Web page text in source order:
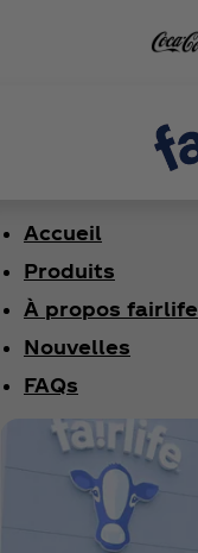
Accueil
Produits
À propos fairlife
Nouvelles
FAQs